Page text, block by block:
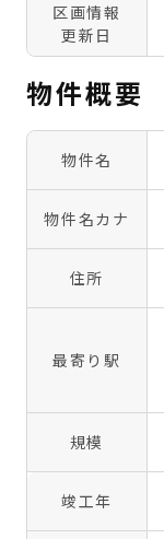
区画情報
更新日
物件概要
物件名
物件名カナ
住所
最寄り駅
規模
竣工年